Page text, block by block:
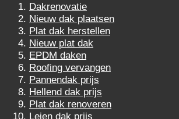
Dakrenovatie
Nieuw dak plaatsen
Plat dak herstellen
Nieuw plat dak
EPDM daken
Roofing vervangen
Pannendak prijs
Hellend dak prijs
Plat dak renoveren
Leien dak prijs